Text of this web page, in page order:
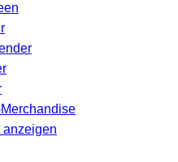
anzeigen